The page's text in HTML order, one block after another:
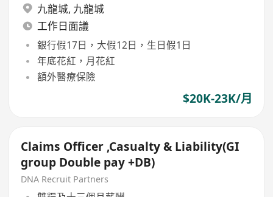
九龍城, 九龍城
工作日面議
銀行假17日，大假12日，生日假1日
年底花紅，月花紅
額外醫療保險
$20K-23K/月
Claims Officer ,Casualty & Liability(GI
group Double pay +DB)
DNA Recruit Partners